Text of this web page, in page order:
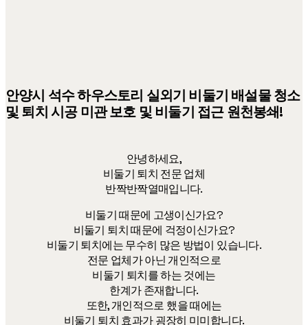
안양시 석수 하우스토리 실외기 비둘기 배설물 청소
및 퇴치 시공 미관 보호 및 비둘기 접근 원천봉쇄!
안녕하세요,
비둘기 퇴치 전문 업체
반짝반짝열매입니다.
비둘기 때문에 고생이신가요?
비둘기 퇴치 때문에 걱정이신가요?
비둘기 퇴치에는 무수히 많은 방법이 있습니다.
전문 업체가 아닌 개인적으로
비둘기 퇴치를 하는 것에는
한계가 존재합니다.
또한, 개인적으로 했을 때에는
비둘기 퇴치 효과가 굉장히 미미합니다.